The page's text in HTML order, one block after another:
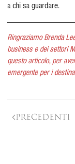
a chi sa guardare.
Ringraziamo Brenda
business e dei settori
questo articolo, per
emergente per i
Precedenti